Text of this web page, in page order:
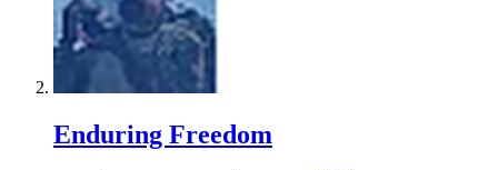
Enduring Freedom